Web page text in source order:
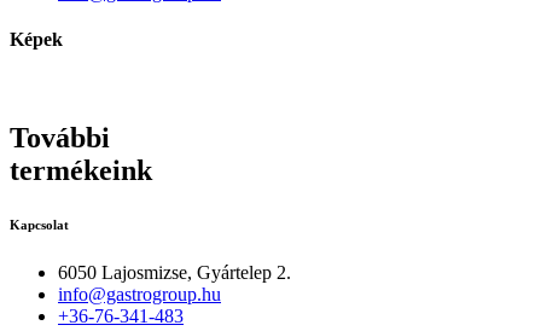
Képek
További
termékeink
Kapcsolat
6050 Lajosmizse, Gyártelep 2.
info@gastrogroup.hu
+36-76-341-483